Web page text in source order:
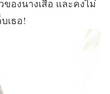
องนางเสือ และคงไม่
เธอ!